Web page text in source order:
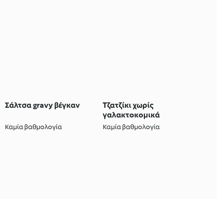
Σάλτσα gravy βέγκαν
Καμία βαθμολογία
Τζατζίκι χωρίς
γαλακτοκομικά
Καμία βαθμολογία